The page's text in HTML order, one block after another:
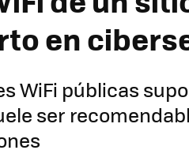
en
WiFi públicas
ser